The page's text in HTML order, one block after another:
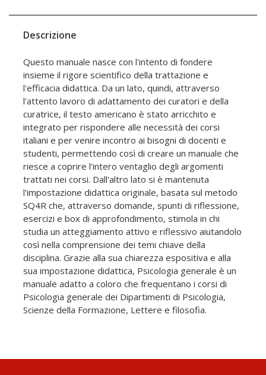
Descrizione
Questo manuale nasce con l'intento di fondere
insieme il rigore scientifico della trattazione e
l'efficacia didattica. Da un lato, quindi, attraverso
l'attento lavoro di adattamento dei curatori e della
curatrice, il testo americano è stato arricchito e
integrato per rispondere alle necessità dei corsi
italiani e per venire incontro ai bisogni di docenti e
studenti, permettendo così di creare un manuale che
riesce a coprire l'intero ventaglio degli argomenti
trattati nei corsi. Dall'altro lato si è mantenuta
l'impostazione didattica originale, basata sul metodo
SQ4R che, attraverso domande, spunti di riflessione,
esercizi e box di approfondimento, stimola in chi
studia un atteggiamento attivo e riflessivo aiutandolo
così nella comprensione dei temi chiave della
disciplina. Grazie alla sua chiarezza espositiva e alla
sua impostazione didattica, Psicologia generale è un
manuale adatto a coloro che frequentano i corsi di
Psicologia generale dei Dipartimenti di Psicologia,
Scienze della Formazione, Lettere e filosofia.